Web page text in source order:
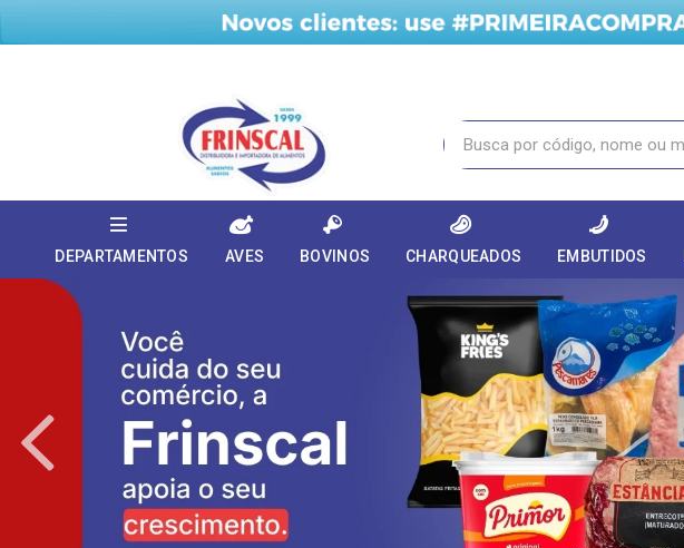
DEPARTAMENTOS AVES BOVINOS CHARQUEADOS EMBUTIDOS